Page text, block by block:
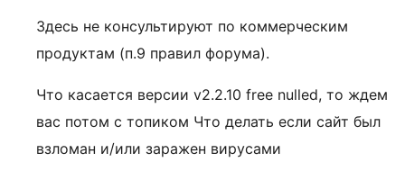
Здесь не консультируют по коммерческим
продуктам (п.9 правил форума).
Что касается версии v2.2.10 free nulled, то ждем
вас потом с топиком Что делать если сайт был
взломан и/или заражен вирусами